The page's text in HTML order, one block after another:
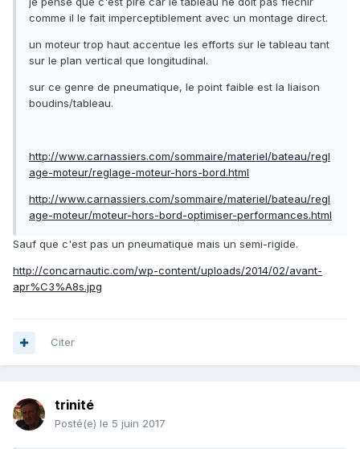
comme il le fait imperceptiblement avec un montage direct.
un moteur trop haut accentue les efforts sur le tableau tant
sur le plan vertical que longitudinal.
sur ce genre de pneumatique, le point faible est la liaison
boudins/tableau.
http://www.carnassiers.com/sommaire/materiel/bateau/regl
age-moteur/reglage-moteur-hors-bord.html
http://www.carnassiers.com/sommaire/materiel/bateau/regl
age-moteur/moteur-hors-bord-optimiser-performances.html
Sauf que c'est pas un pneumatique mais un semi-rigide.
http://concarnautic.com/wp-content/uploads/2014/02/avant-
apr%C3%A8s.jpg
Citer
trinité
Posté(e) le 5 juin 2017